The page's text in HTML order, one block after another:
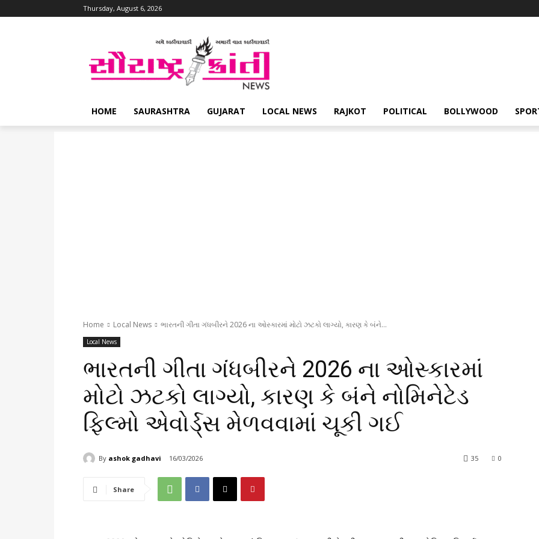
Thursday, August 6, 2026
HOME SAURASHTRA GUJARAT LOCAL NEWS RAJKOT POLITICAL BOLLYWOOD
Home Local News ભારતની ગીતા ગંધબીરને 2026 ના ઓસ્કારમાં મોટો ઝટકો લાગ્યો, કારણ કે બંને...
Local News
ભારતની ગીતા ગંધબીરને 2026 ના ઓસ્કારમાં
મોટો ઝટકો લાગ્યો, કારણ કે બંને નોમિનેટેડ
ફિલ્મો એવોર્ડ્સ મેળવવામાં ચૂકી ગઈ
By ashok gadhavi 16/03/2026 0
35
Share